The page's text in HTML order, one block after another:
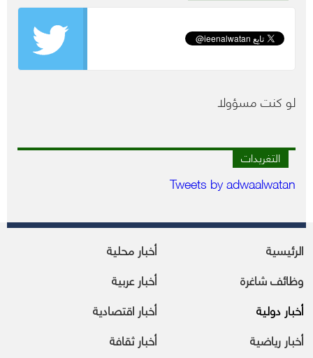
لو كنت مسؤولا
التغريدات
Tweets by adwaalwatan
الرئيسية
أخبار محلية
وظائف شاغرة
أخبار عربية
أخبار دولية
أخبار اقتصادية
أخبار رياضية
أخبار ثقافة